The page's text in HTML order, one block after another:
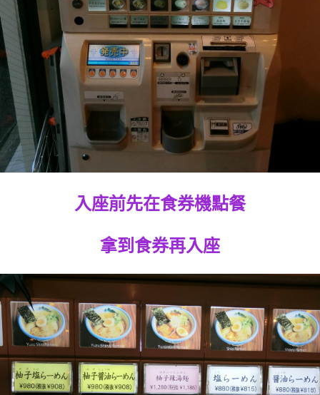
入座前先在食券機點餐
拿到食券再入座